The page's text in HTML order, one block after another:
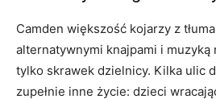
Camden większość kojarzy z
alternatywnymi knajpami i muzyką
tylko skrawek dzielnicy. Kilka ulic
zupełnie inne życie: dzieci